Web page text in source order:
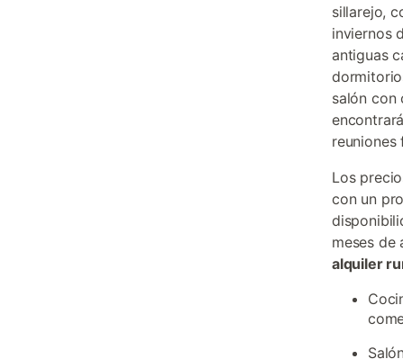
sillarejo,
inviernos
antiguas
salón con
reuniones
Los
con un
meses de
alquiler